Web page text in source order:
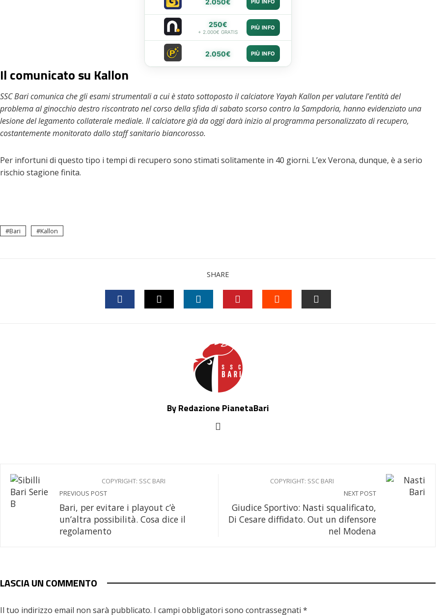
PIÙ INFO
250€
+ 2.000€ GRATIS
PIÙ INFO
2.050€ PIÙ INFO
Il comunicato su Kallon
SSC Bari comunica che gli esami strumentali a cui è stato sottoposto il calciatore Yayah Kallon per valutare l’entità del
problema al ginocchio destro riscontrato nel corso della sfida di sabato scorso contro la Sampdoria, hanno evidenziato una
lesione del legamento collaterale mediale. Il calciatore già da oggi darà inizio al programma personalizzato di recupero,
costantemente monitorato dallo staff sanitario biancorosso.
Per infortuni di questo tipo i tempi di recupero sono stimati solitamente in 40 giorni. L’ex Verona, dunque, è a serio
rischio stagione finita.
Bari Kallon
SHARE
By Redazione PianetaBari
COPYRIGHT: SSC BARI
PREVIOUS POST
Bari, per evitare i playout c’è
un’altra possibilità. Cosa dice il
regolamento
COPYRIGHT: SSC BARI
NEXT POST
Giudice Sportivo: Nasti squalificato,
Di Cesare diffidato. Out un difensore
nel Modena
LASCIA UN COMMENTO
Il tuo indirizzo email non sarà pubblicato. I campi obbligatori sono contrassegnati *